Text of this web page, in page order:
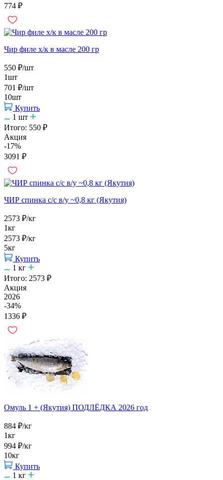
774 ₽
Чир филе х/к в масле 200 гр
550 ₽/шт
1шт
701 ₽/шт
10шт
Купить
1 шт
Итого: 550 ₽
Акция
-17%
3091 ₽
ЧИР спинка с/с в/у ~0,8 кг (Якутия)
2573 ₽/кг
1кг
2573 ₽/кг
5кг
Купить
1 кг
Итого: 2573 ₽
Акция
2026
-34%
1336 ₽
Омуль 1 + (Якутия) ПОДЛЁДКА 2026 год
884 ₽/кг
1кг
994 ₽/кг
10кг
Купить
1 кг